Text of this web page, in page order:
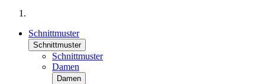
Schnittmuster
Schnittmuster
Schnittmuster
Damen
Damen